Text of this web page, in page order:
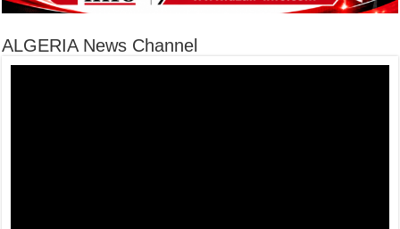
ALGERIA News Channel